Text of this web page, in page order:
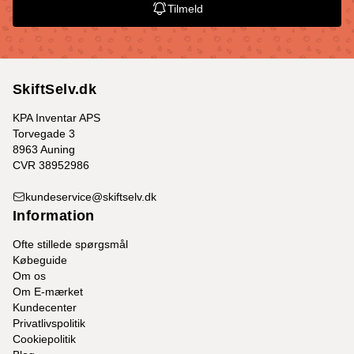
Tilmeld
SkiftSelv.dk
KPA Inventar APS
Torvegade 3
8963 Auning
CVR 38952986
kundeservice@skiftselv.dk
Information
Ofte stillede spørgsmål
Købeguide
Om os
Om E-mærket
Kundecenter
Privatlivspolitik
Cookiepolitik